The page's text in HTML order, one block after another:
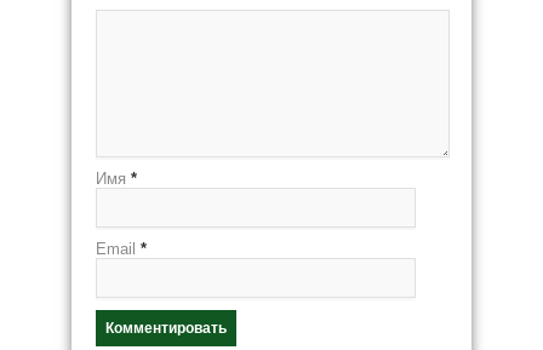
Имя *
Email *